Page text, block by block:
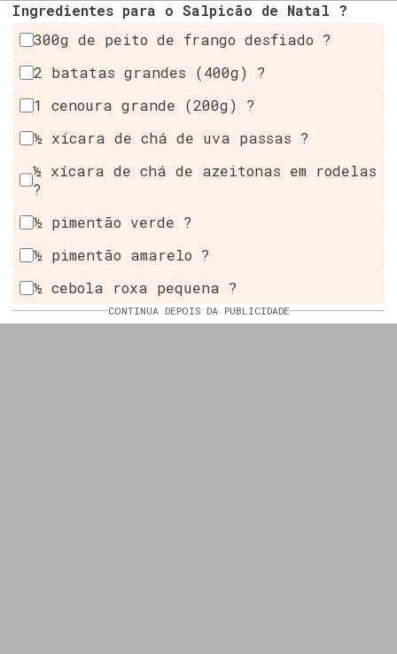
Ingredientes para o Salpicão de Natal ?
300g de peito de frango desfiado ?
2 batatas grandes (400g) ?
1 cenoura grande (200g) ?
½ xícara de chá de uva passas ?
½ xícara de chá de azeitonas em rodelas
?
½ pimentão verde ?
½ pimentão amarelo ?
½ cebola roxa pequena ?
CONTINUA DEPOIS DA PUBLICIDADE